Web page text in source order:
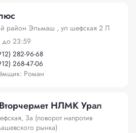
район Эльмаш , ул шефская 2 Л
до 23:59
282-96-68
268-47-06
Роман
НЛМК Урал
3а (поворот напротив
рынка)